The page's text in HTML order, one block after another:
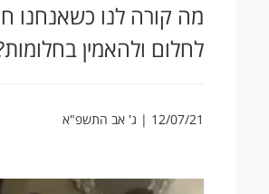
מה קורה לנו כשאנחנו
לחלום ולהאמין
12/07/21 | ג' אב התשפ"א